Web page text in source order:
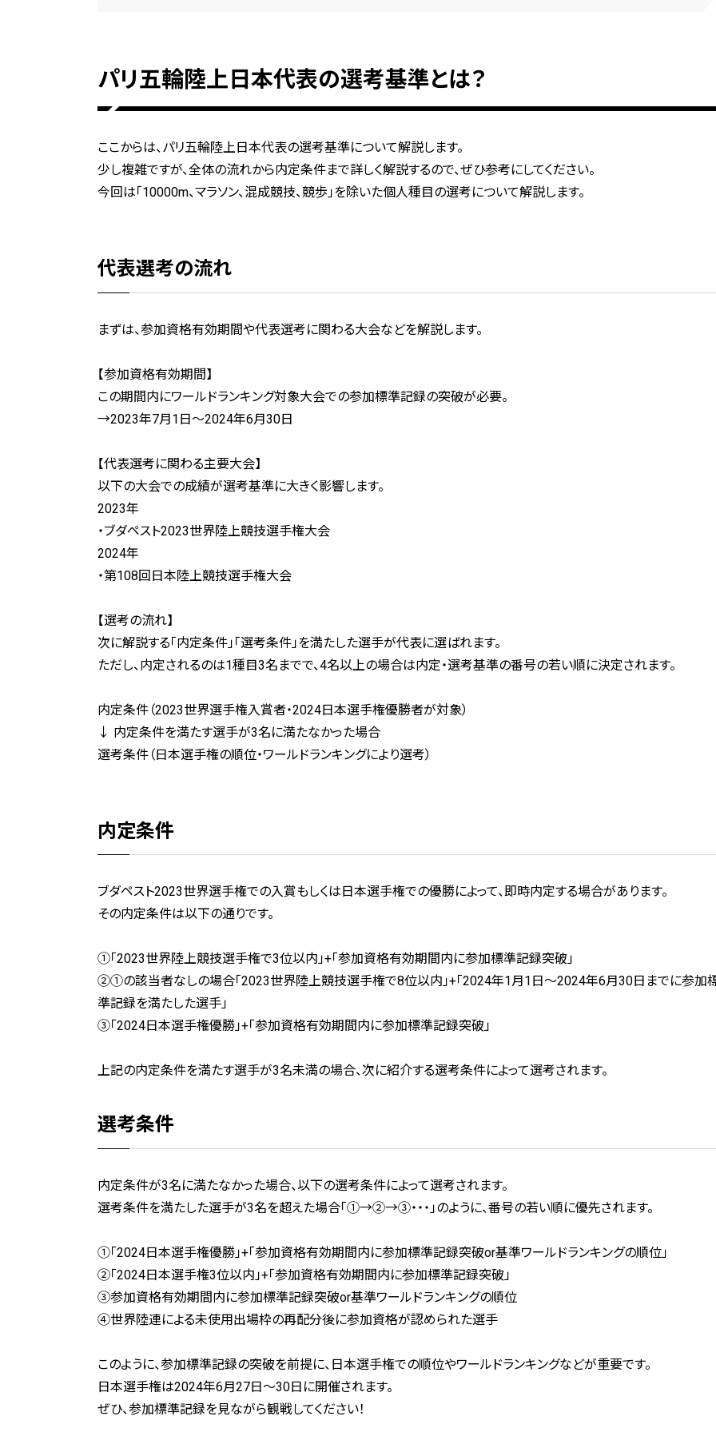
パリ五輪陸上日本代表の選考基準とは？
ここからは、パリ五輪陸上日本代表の選考基準について解説します。
少し複雑ですが、全体の流れから内定条件まで詳しく解説するので、ぜひ参考にしてください。
今回は「10000m、マラソン、混成競技、競歩」を除いた個人種目の選考について解説します。
代表選考の流れ
まずは、参加資格有効期間や代表選考に関わる大会などを解説します。
【参加資格有効期間】
この期間内にワールドランキング対象大会での参加標準記録の突破が必要。
→2023年7月1日〜2024年6月30日
【代表選考に関わる主要大会】
以下の大会での成績が選考基準に大きく影響します。
2023年
・ブダペスト2023世界陸上競技選手権大会
2024年
・第108回日本陸上競技選手権大会
【選考の流れ】
次に解説する「内定条件」「選考条件」を満たした選手が代表に選ばれます。
ただし、内定されるのは1種目3名までで、4名以上の場合は内定・選考基準の番号の若い順に決定されます。
内定条件（2023世界選手権入賞者・2024日本選手権優勝者が対象）
↓ 内定条件を満たす選手が3名に満たなかった場合
選考条件（日本選手権の順位・ワールドランキングにより選考）
内定条件
ブダペスト2023世界選手権での入賞もしくは日本選手権での優勝によって、即時内定する場合があります。
その内定条件は以下の通りです。
①「2023世界陸上競技選手権で3位以内」+「参加資格有効期間内に参加標準記録突破」
②①の該当者なしの場合「2023世界陸上競技選手権で8位以内」+「2024年1月1日〜2024年6月30日までに参加
準記録を満たした選手」
③「2024日本選手権優勝」+「参加資格有効期間内に参加標準記録突破」
上記の内定条件を満たす選手が3名未満の場合、次に紹介する選考条件によって選考されます。
選考条件
内定条件が3名に満たなかった場合、以下の選考条件によって選考されます。
選考条件を満たした選手が3名を超えた場合「①→②→③・・・」のように、番号の若い順に優先されます。
①「2024日本選手権優勝」+「参加資格有効期間内に参加標準記録突破or基準ワールドランキングの順位」
②「2024日本選手権3位以内」+「参加資格有効期間内に参加標準記録突破」
③参加資格有効期間内に参加標準記録突破or基準ワールドランキングの順位
④世界陸連による未使用出場枠の再配分後に参加資格が認められた選手
このように、参加標準記録の突破を前提に、日本選手権での順位やワールドランキングなどが重要です。
日本選手権は2024年6月27日〜30日に開催されます。
ぜひ、参加標準記録を見ながら観戦してください！